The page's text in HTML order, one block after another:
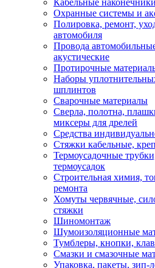
Кабельные
Охранные системы и
Полировка, ремонт,
автомобиля
Провода
акустические
Протирочные
Наборы
шплинтов
Сварочные материалы
Сверла, полотна,
миксеры для дрелей
Средства
Стяжки кабельные,
Термоусадочные
термоусадок
Строительная химия,
ремонта
Хомуты червячные,
стяжки
Шиномонтаж
Шумоизоляционные
Тумблеры, кнопки,
Смазки и смазочные
Упаковка, пакеты, зип-